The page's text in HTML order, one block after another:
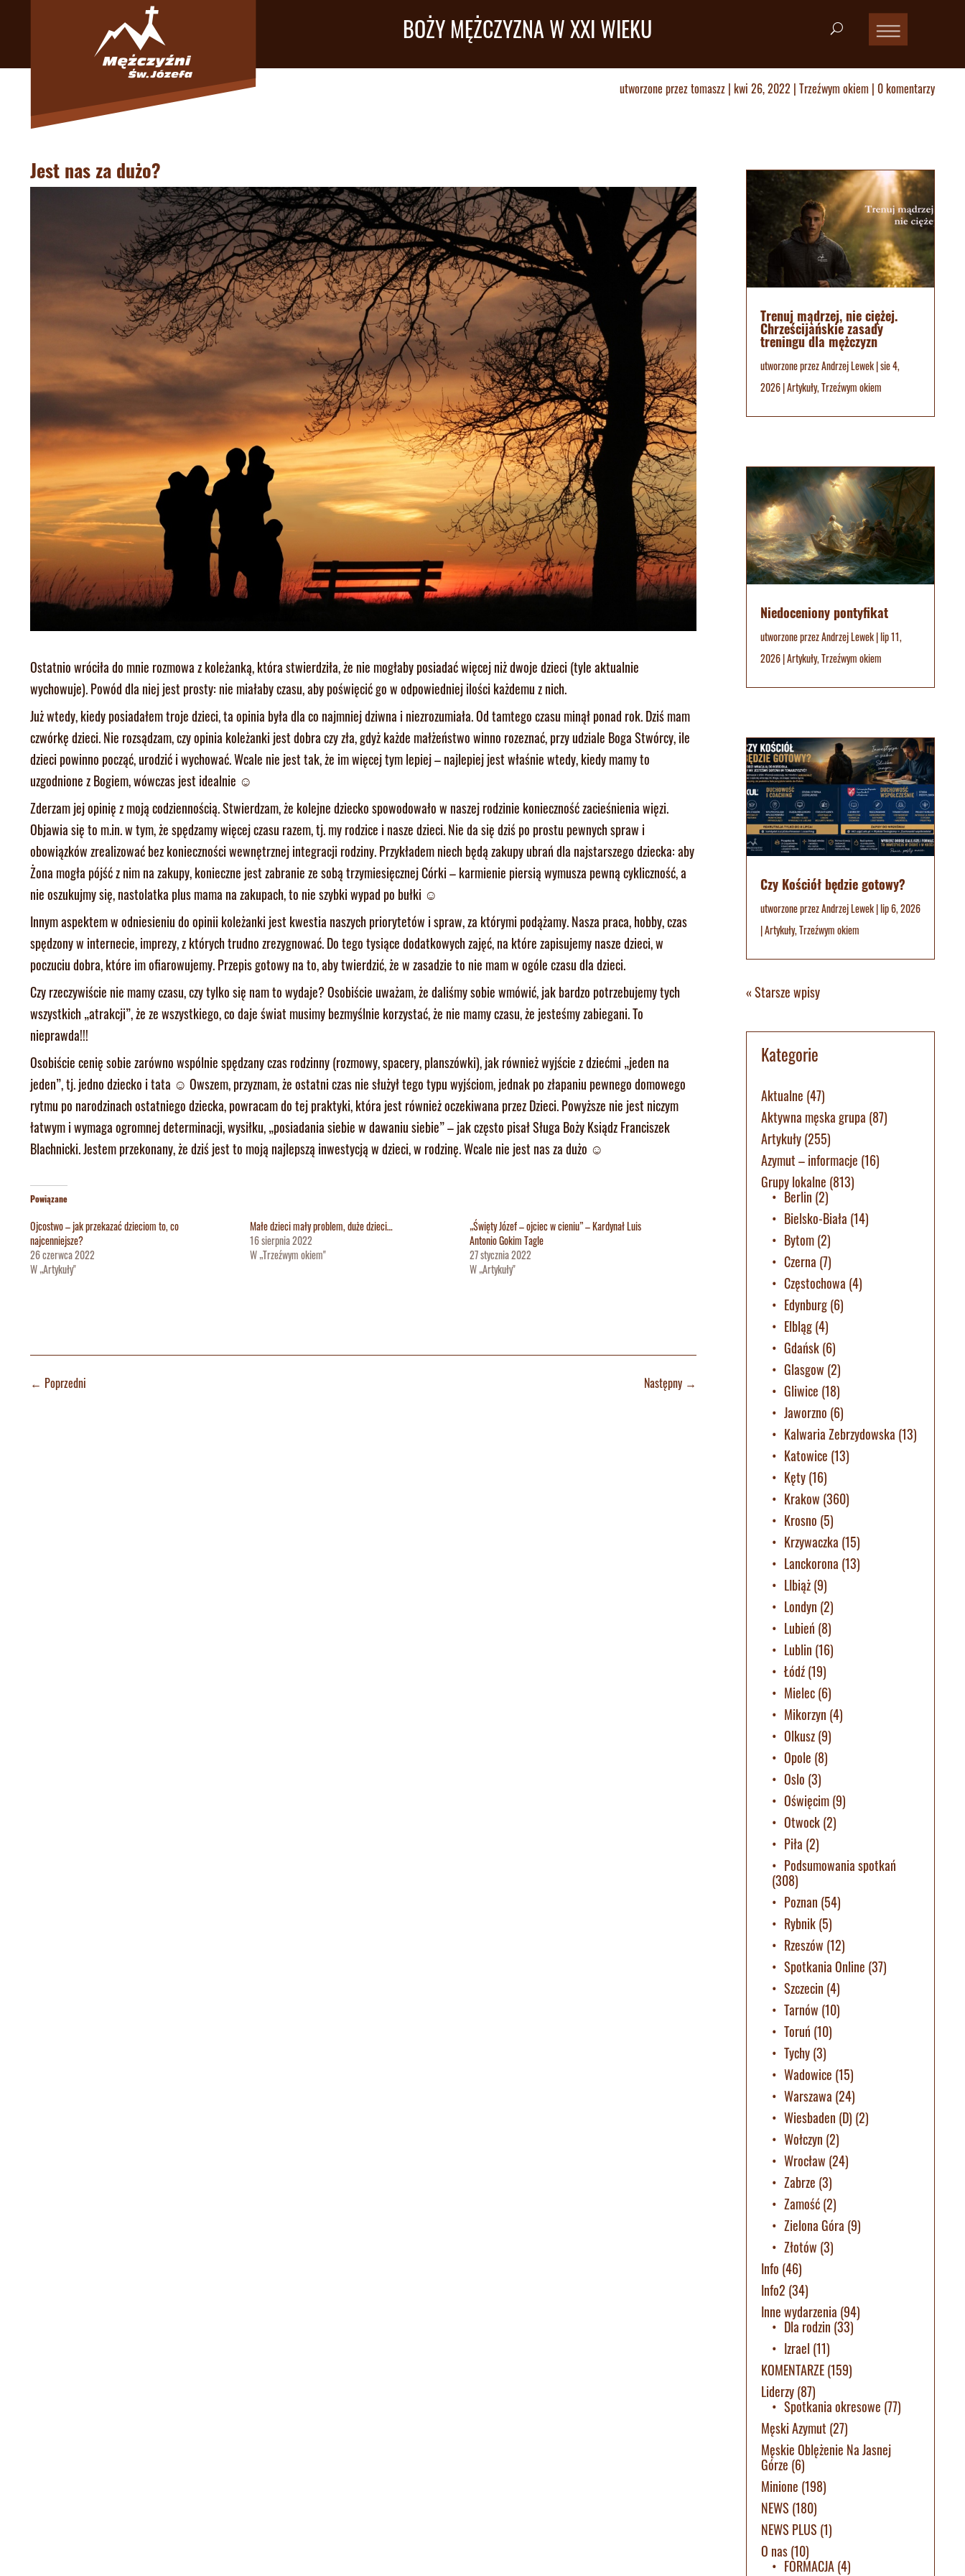
BOŻY MĘŻCZYZNA W XXI WIEKU
utworzone przeztomaszz | kwi 26, 2022 | Trzeźwym okiem | 0 komentarzy
Jest nas za dużo?
Ostatnio wróciła do mnie rozmowa z koleżanką, która stwierdziła, że nie mogłaby posiadać więcej niż dwoje dzieci (tyle aktualnie
wychowuje). Powód dla niej jest prosty: nie miałaby czasu, aby poświęcić go w odpowiedniej ilości każdemu z nich.
Już wtedy, kiedy posiadałem troje dzieci, ta opinia była dla co najmniej dziwna i niezrozumiała. Od tamtego czasu minął ponad rok. Dziś mam
czwórkę dzieci. Nie rozsądzam, czy opinia koleżanki jest dobra czy zła, gdyż każde małżeństwo winno rozeznać, przy udziale Boga Stwórcy, ile
dzieci powinno począć, urodzić i wychować. Wcale nie jest tak, że im więcej tym lepiej – najlepiej jest właśnie wtedy, kiedy mamy to
uzgodnione z Bogiem, wówczas jest idealnie ☺
Zderzam jej opinię z moją codziennością. Stwierdzam, że kolejne dziecko spowodowało w naszej rodzinie konieczność zacieśnienia więzi.
Objawia się to m.in. w tym, że spędzamy więcej czasu razem, tj. my rodzice i nasze dzieci. Nie da się dziś po prostu pewnych spraw i
obowiązków zrealizować bez konieczności wewnętrznej integracji rodziny. Przykładem niech będą zakupy ubrań dla najstarszego dziecka: aby
Żona mogła pójść z nim na zakupy, konieczne jest zabranie ze sobą trzymiesięcznej Córki – karmienie piersią wymusza pewną cykliczność, a
nie oszukujmy się, nastolatka plus mama na zakupach, to nie szybki wypad po bułki ☺
Innym aspektem w odniesieniu do opinii koleżanki jest kwestia naszych priorytetów i spraw, za którymi podążamy. Nasza praca, hobby, czas
spędzony w internecie, imprezy, z których trudno zrezygnować. Do tego tysiące dodatkowych zajęć, na które zapisujemy nasze dzieci, w
poczuciu dobra, które im ofiarowujemy. Przepis gotowy na to, aby twierdzić, że w zasadzie to nie mam w ogóle czasu dla dzieci.
Czy rzeczywiście nie mamy czasu, czy tylko się nam to wydaje? Osobiście uważam, że daliśmy sobie wmówić, jak bardzo potrzebujemy tych
wszystkich „atrakcji”, że ze wszystkiego, co daje świat musimy bezmyślnie korzystać, że nie mamy czasu, że jesteśmy zabiegani. To
nieprawda!!!
Osobiście cenię sobie zarówno wspólnie spędzany czas rodzinny (rozmowy, spacery, planszówki), jak również wyjście z dziećmi „jeden na
jeden”, tj. jedno dziecko i tata ☺ Owszem, przyznam, że ostatni czas nie służył tego typu wyjściom, jednak po złapaniu pewnego domowego
rytmu po narodzinach ostatniego dziecka, powracam do tej praktyki, która jest również oczekiwana przez Dzieci. Powyższe nie jest niczym
łatwym i wymaga ogromnej determinacji, wysiłku, „posiadania siebie w dawaniu siebie” – jak często pisał Sługa Boży Ksiądz Franciszek
Blachnicki. Jestem przekonany, że dziś jest to moją najlepszą inwestycją w dzieci, w rodzinę. Wcale nie jest nas za dużo ☺
Powiązane
Ojcostwo – jak przekazać dzieciom to, co
najcenniejsze?
26 czerwca 2022
W „Artykuły"
Małe dzieci mały problem, duże dzieci…
16 sierpnia 2022
W „Trzeźwym okiem"
„Święty Józef – ojciec w cieniu” – Kardynał Luis
Antonio Gokim Tagle
27 stycznia 2022
W „Artykuły"
← Poprzedni Następny→
Trenuj mądrzej, nie ciężej.
Chrześcijańskie zasady
treningu dla mężczyzn
utworzone przezAndrzej Lewek|sie 4,
2026|Artykuły,Trzeźwym okiem
Niedoceniony pontyfikat
utworzone przezAndrzej Lewek|lip 11,
2026|Artykuły,Trzeźwym okiem
Czy Kościół będzie gotowy?
utworzone przezAndrzej Lewek|lip 6, 2026
|Artykuły,Trzeźwym okiem
« Starsze wpisy
Kategorie
Aktualne (47)
Aktywna męska grupa (87)
Artykuły(255)
Azymut – informacje (16)
Grupy lokalne (813)
Berlin (2)
Bielsko-Biała (14)
Bytom(2)
Czerna (7)
Częstochowa (4)
Edynburg(6)
Elbląg(4)
Gdańsk(6)
Glasgow (2)
Gliwice (18)
Jaworzno (6)
Kalwaria Zebrzydowska (13)
Katowice (13)
Kęty(16)
Krakow (360)
Krosno (5)
Krzywaczka (15)
Lanckorona (13)
LIbiąż(9)
Londyn (2)
Lubień (8)
Lublin (16)
Łódź(19)
Mielec(6)
Mikorzyn (4)
Olkusz(9)
Opole (8)
Oslo (3)
Oświęcim(9)
Otwock(2)
Piła (2)
Podsumowania spotkań
(308)
Poznan (54)
Rybnik(5)
Rzeszów (12)
Spotkania Online (37)
Szczecin (4)
Tarnów (10)
Toruń (10)
Tychy(3)
Wadowice (15)
Warszawa (24)
Wiesbaden (D) (2)
Wołczyn (2)
Wrocław (24)
Zabrze (3)
Zamość(2)
Zielona Góra (9)
Złotów (3)
Info (46)
Info2 (34)
Inne wydarzenia (94)
Dla rodzin (33)
Izrael (11)
KOMENTARZE(159)
Liderzy(87)
Spotkania okresowe (77)
Męski Azymut (27)
Męskie Oblężenie Na Jasnej
Górze (6)
Minione (198)
NEWS (180)
NEWS PLUS (1)
O nas(10)
FORMACJA(4)